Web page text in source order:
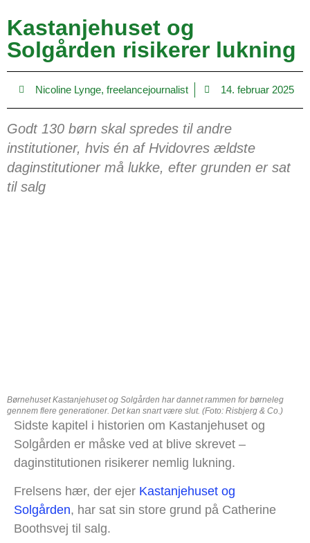
Kastanjehuset og
Solgården risikerer lukning
Nicoline Lynge, freelancejournalist 14. februar 2025
Godt 130 børn skal spredes til andre
institutioner, hvis én af Hvidovres ældste
daginstitutioner må lukke, efter grunden er sat
til salg
Børnehuset Kastanjehuset og Solgården har dannet rammen for børneleg
gennem flere generationer. Det kan snart være slut. (Foto: Risbjerg & Co.)
Sidste kapitel i historien om Kastanjehuset og
Solgården er måske ved at blive skrevet –
daginstitutionen risikerer nemlig lukning.
Frelsens hær, der ejer Kastanjehuset og
Solgården, har sat sin store grund på Catherine
Boothsvej til salg.